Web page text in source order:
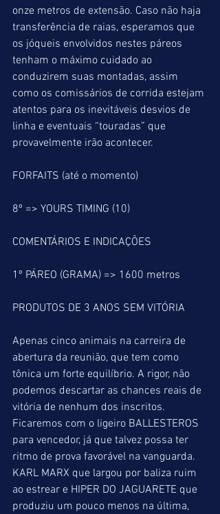
onze metros de extensão. Caso não haja
transferência de raias, esperamos que
os jóqueis envolvidos nestes páreos
tenham o máximo cuidado ao
conduzirem suas montadas, assim
como os comissários de corrida estejam
atentos para os inevitáveis desvios de
linha e eventuais “touradas” que
provavelmente irão acontecer.
FORFAITS (até o momento)
8º => YOURS TIMING (10)
COMENTÁRIOS E INDICAÇÕES
1º PÁREO (GRAMA) => 1600 metros
PRODUTOS DE 3 ANOS SEM VITÓRIA
Apenas cinco animais na carreira de
abertura da reunião, que tem como
tônica um forte equilíbrio. A rigor, não
podemos descartar as chances reais de
vitória de nenhum dos inscritos.
Ficaremos com o ligeiro BALLESTEROS
para vencedor, já que talvez possa ter
ritmo de prova favorável na vanguarda.
KARL MARX que largou por baliza ruim
ao estrear e HIPER DO JAGUARETE que
produziu um pouco menos na última,